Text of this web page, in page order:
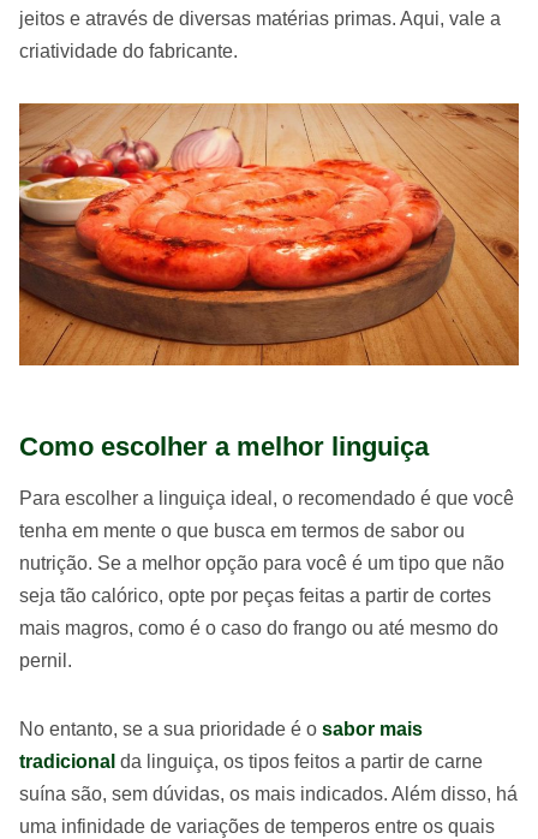
jeitos e através de diversas matérias primas. Aqui, vale a
criatividade do fabricante.
Como escolher a melhor linguiça
Para escolher a linguiça ideal, o recomendado é que você
tenha em mente o que busca em termos de sabor ou
nutrição. Se a melhor opção para você é um tipo que não
seja tão calórico, opte por peças feitas a partir de cortes
mais magros, como é o caso do frango ou até mesmo do
pernil.
No entanto, se a sua prioridade é o sabor mais
tradicional da linguiça, os tipos feitos a partir de carne
suína são, sem dúvidas, os mais indicados. Além disso, há
uma infinidade de variações de temperos entre os quais